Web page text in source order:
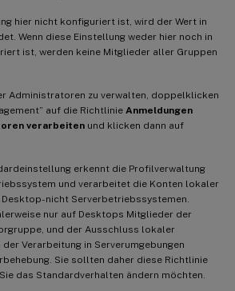
hier nicht konfiguriert ist, wird der Wert in
Wenn diese Einstellung weder hier noch in
ist, werden keine Mitglieder aller Gruppen
Administratoren zu verwalten, doppelklicken
auf die Richtlinie Anmeldungen
verarbeiten und klicken dann auf
erkennt die Profilverwaltung
und verarbeitet die Konten lokaler
nicht Serverbetriebssystemen.
nur auf Desktops Mitglieder der
und der Ausschluss lokaler
Verarbeitung in Serverumgebungen
Sie sollten daher diese Richtlinie
das Standardverhalten ändern möchten.